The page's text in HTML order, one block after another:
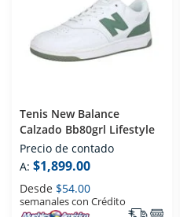
Tenis New Balance
Calzado Bb80grl Lifestyle
Precio de contado
A: $1,899.00
Desde $54.00
semanales con Crédito